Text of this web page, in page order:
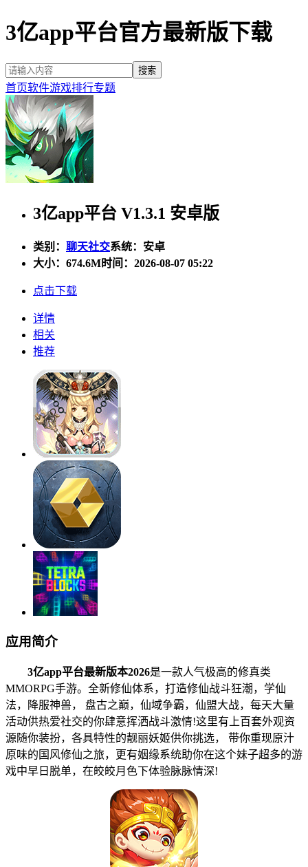
3亿app平台官方最新版下载
首页软件游戏排行专题
3亿app平台 V1.3.1 安卓版
类别： 聊天社交系统：安卓
大小： 674.6M时间：2026-08-07 05:22
点击下载
详情
相关
推荐
应用简介
3亿app平台最新版本2026是一款人气极高的修真类
MMORPG手游。全新修仙体系，打造修仙战斗狂潮，学仙
法，降服神兽， 盘古之巅，仙域争霸，仙盟大战，每天大量
活动供热爱社交的你肆意挥洒战斗激情!这里有上百套外观资
源随你装扮，各具特性的靓丽妖姬供你挑选， 带你重现原汁
原味的国风修仙之旅，更有姻缘系统助你在这个妹子超多的游
戏中早日脱单，在皎皎月色下体验脉脉情深!